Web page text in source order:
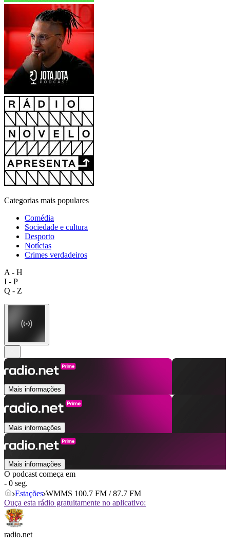
Categorias mais populares
Comédia
Sociedade e cultura
Desporto
Notícias
Crimes verdadeiros
A - H
I - P
Q - Z
Mais informações
Mais informações
Mais informações
O podcast começa em
- 0 seg.
Estações WMMS 100.7 FM / 87.7 FM
Ouça esta rádio gratuitamente no aplicativo:
radio.net